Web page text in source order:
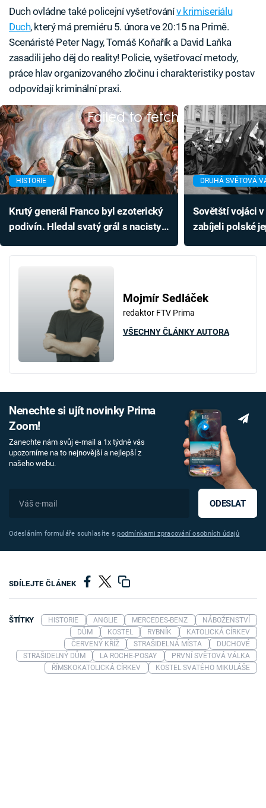
Duch ovládne také policejní vyšetřovánív krimiseriálu
Duch, který má premiéru 5. února ve 20:15 na Primě.
Scenáristé Peter Nagy, Tomáš Koňařík a David Laňka
zasadili jeho děj do reality! Policie, vyšetřovací metody,
práce hlav organizovaného zločinu i charakteristiky postav
odpovídají kriminální praxi.
Failed to fetch
HISTORIE
Krutý generál Franco byl ezoterický
podivín. Hledal svatý grál s nacisty
DRUHÁ SVĚTOVÁ
Sovětští vojáci
zabíjeli polské
Mojmír Sedláček
redaktor FTV Prima
VŠECHNY ČLÁNKY AUTORA
Nenechte si ujít novinky Prima
Zoom!
Zanechte nám svůj e-mail a 1x týdně vás
upozorníme na to nejnovější a nejlepší z
našeho webu.
ODESLAT
Odesláním formuláře souhlasíte spodmínkami zpracování osobních údajů
SDÍLEJTE ČLÁNEK
ŠTÍTKY HISTORIE ANGLIE MERCEDES-BENZ
NÁBOŽENSTVÍ
DŮM
KOSTEL RYBNÍK
KATOLICKÁ CÍRKEV
ČERVENÝ KŘÍŽ
STRAŠIDELNÁ MÍSTA
DUCHOVÉ
STRAŠIDELNÝ DŮM
LA ROCHE-POSAY
PRVNÍ SVĚTOVÁ VÁLKA
ŘÍMSKOKATOLICKÁ CÍRKEV
KOSTEL SVATÉHO MIKULÁŠE